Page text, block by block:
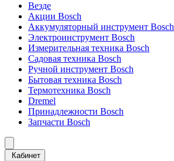
Везде
Акции Bosch
Аккумуляторный инструмент Bosch
Электроинструмент Bosch
Измерительная техника Bosch
Садовая техника Bosch
Ручной инструмент Bosch
Бытовая техника Bosch
Термотехника Bosch
Dremel
Принадлежности Bosch
Запчасти Bosch
Кабинет